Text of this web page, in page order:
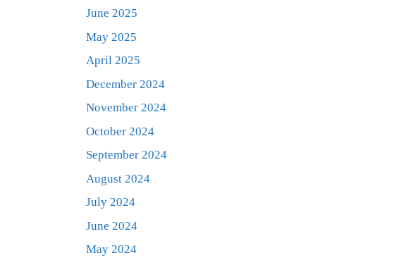
June 2025
May 2025
April 2025
December 2024
November 2024
October 2024
September 2024
August 2024
July 2024
June 2024
May 2024